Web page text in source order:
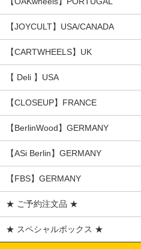
【JOYCULT】USA/CANADA
【CARTWHEELS】UK
【 Deli 】USA
【CLOSEUP】FRANCE
【BerlinWood】GERMANY
【ASi Berlin】GERMANY
【FBS】GERMANY
★ ご予約注文品 ★
★ スペシャルボックス ★